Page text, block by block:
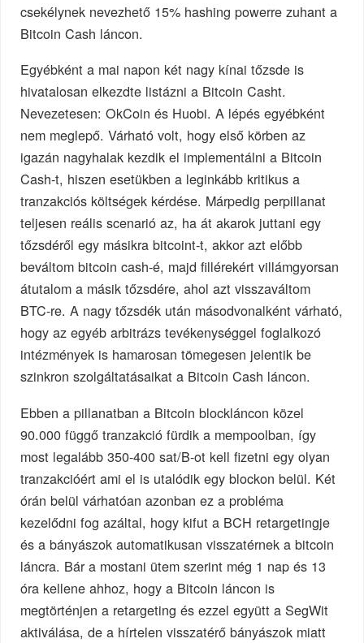
csekélynek nevezhető 15% hashing powerre zuhant a
Bitcoin Cash láncon.
Egyébként a mai napon két nagy kínai tőzsde is
hivatalosan elkezdte listázni a Bitcoin Casht.
Nevezetesen: OkCoin és Huobi. A lépés egyébként
nem meglepő. Várható volt, hogy első körben az
igazán nagyhalak kezdik el implementálni a Bitcoin
Cash-t, hiszen esetükben a leginkább kritikus a
tranzakciós költségek kérdése. Márpedig perpillanat
teljesen reális scenarió az, ha át akarok juttani egy
tőzsdéről egy másikra bitcoint-t, akkor azt előbb
beváltom bitcoin cash-é, majd fillérekért villámgyorsan
átutalom a másik tőzsdére, ahol azt visszaváltom
BTC-re. A nagy tőzsdék után másodvonalként várható,
hogy az egyéb arbitrázs tevékenységgel foglalkozó
intézmények is hamarosan tömegesen jelentik be
szinkron szolgáltatásaikat a Bitcoin Cash láncon.
Ebben a pillanatban a Bitcoin blockláncon közel
90.000 függő tranzakció fürdik a mempoolban, így
most legalább 350-400 sat/B-ot kell fizetni egy olyan
tranzakcióért ami el is utalódik egy blockon belül. Két
órán belül várhatóan azonban ez a probléma
kezelődni fog azáltal, hogy kifut a BCH retargetingje
és a bányászok automatikusan visszatérnek a bitcoin
láncra. Bár a mostani ütem szerint még 1 nap és 13
óra kellene ahhoz, hogy a Bitcoin láncon is
megtörténjen a retargeting és ezzel együtt a SegWit
aktiválása, de a hírtelen visszatérő bányászok miatt